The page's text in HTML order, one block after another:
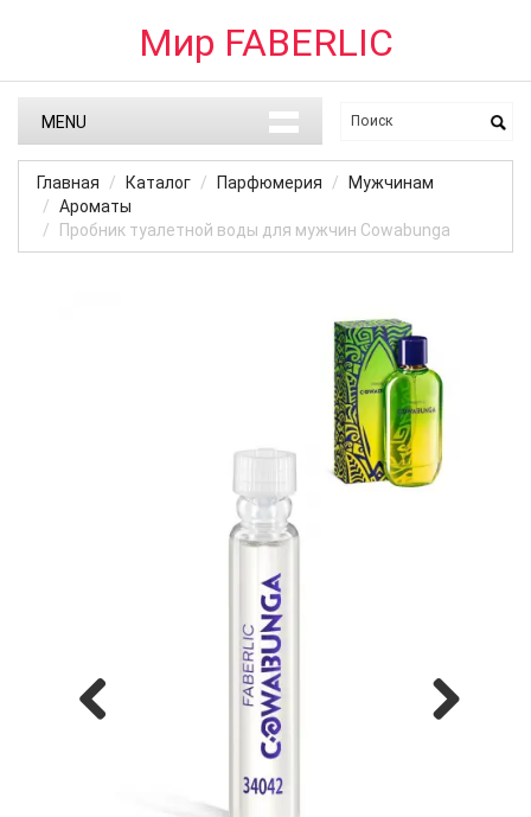
Мир FABERLIC
MENU
Главная Каталог Парфюмерия
Мужчинам
Ароматы
Пробник туалетной воды для мужчин Cowabunga